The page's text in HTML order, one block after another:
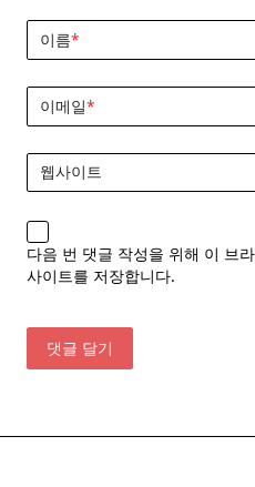
이름*
이메일*
웹사이트
다음 번 댓글 작성을 위해 이 브
사이트를 저장합니다.